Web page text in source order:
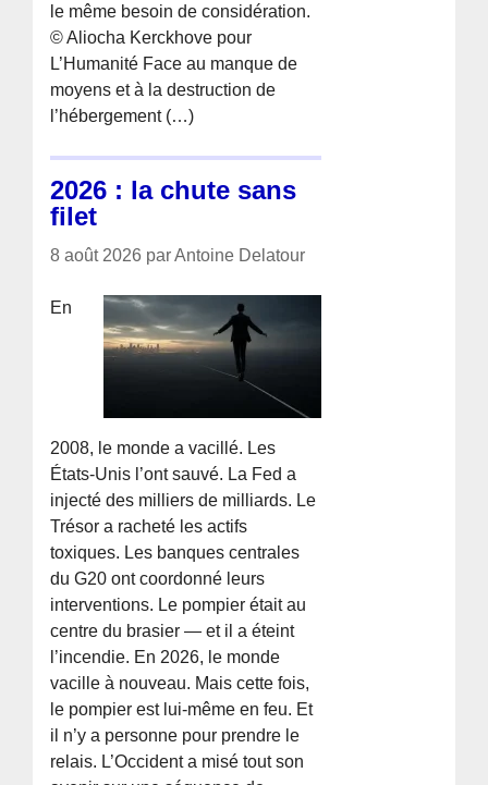
le même besoin de considération.
© Aliocha Kerckhove pour
L’Humanité Face au manque de
moyens et à la destruction de
l’hébergement (…)
2026 : la chute sans
filet
8 août 2026 par Antoine Delatour
En
2008, le monde a vacillé. Les
États-Unis l’ont sauvé. La Fed a
injecté des milliers de milliards. Le
Trésor a racheté les actifs
toxiques. Les banques centrales
du G20 ont coordonné leurs
interventions. Le pompier était au
centre du brasier — et il a éteint
l’incendie. En 2026, le monde
vacille à nouveau. Mais cette fois,
le pompier est lui-même en feu. Et
il n’y a personne pour prendre le
relais. L’Occident a misé tout son